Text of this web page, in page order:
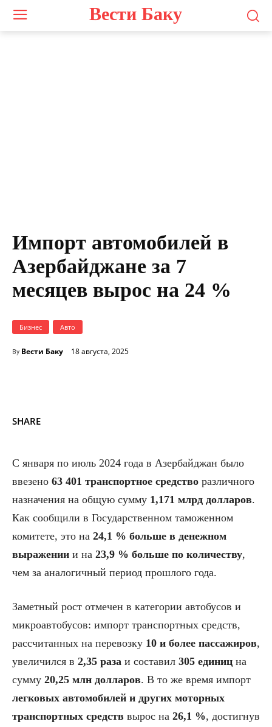
Вести Баку
Импорт автомобилей в
Азербайджане за 7
месяцев вырос на 24 %
Бизнес Авто
By Вести Баку 18 августа, 2025
SHARE
С января по июль 2024 года в Азербайджан было
ввезено 63 401 транспортное средство различного
назначения на общую сумму 1,171 млрд долларов.
Как сообщили в Государственном таможенном
комитете, это на 24,1 % больше в денежном
выражении и на 23,9 % больше по количеству,
чем за аналогичный период прошлого года.
Заметный рост отмечен в категории автобусов и
микроавтобусов: импорт транспортных средств,
рассчитанных на перевозку 10 и более пассажиров,
увеличился в 2,35 раза и составил 305 единиц на
сумму 20,25 млн долларов. В то же время импорт
легковых автомобилей и других моторных
транспортных средств вырос на 26,1 %, достигнув